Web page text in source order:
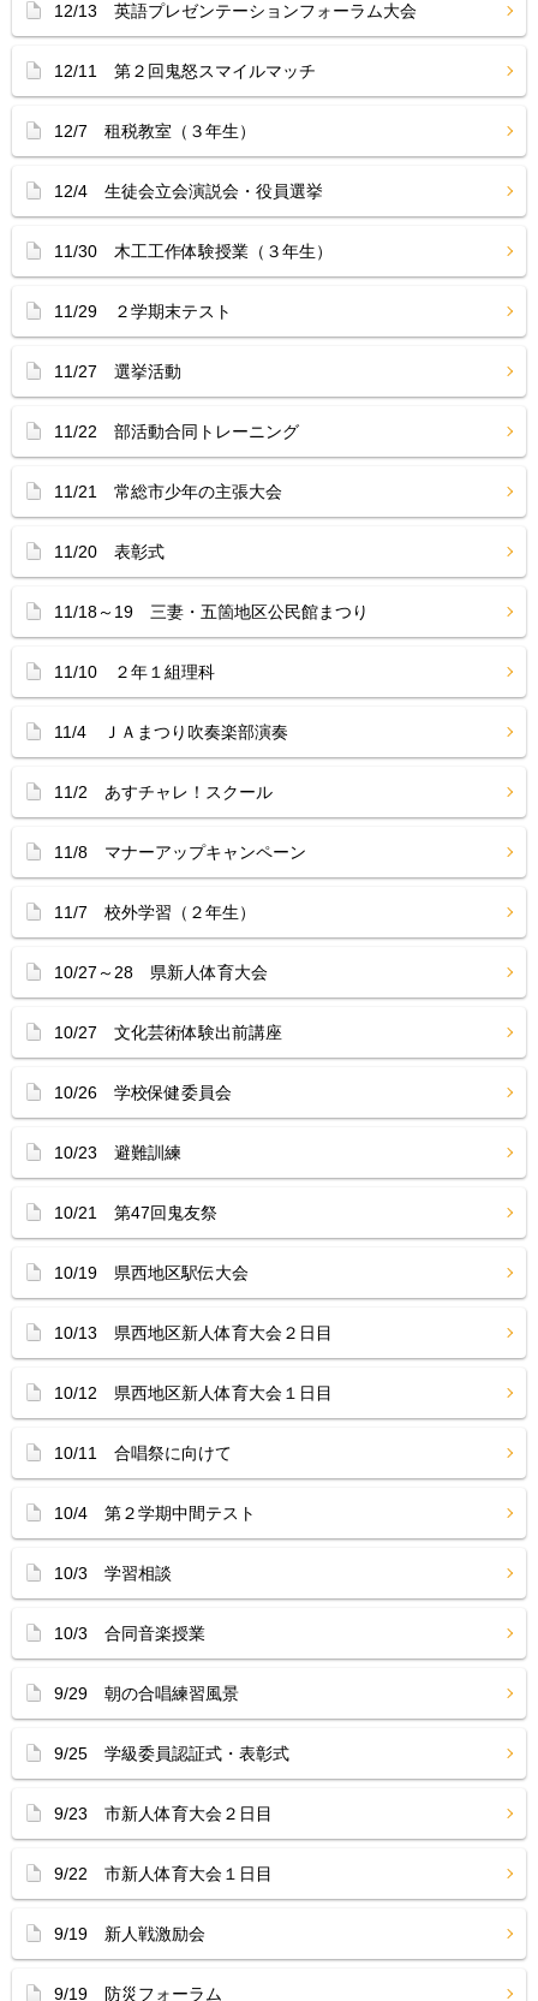
12/13 英語プレゼンテーションフォーラム大会
12/11 第２回鬼怒スマイルマッチ
12/7 租税教室（３年生）
12/4 生徒会立会演説会・役員選挙
11/30 木工工作体験授業（３年生）
11/29 ２学期末テスト
11/27 選挙活動
11/22 部活動合同トレーニング
11/21 常総市少年の主張大会
11/20 表彰式
11/18～19 三妻・五箇地区公民館まつり
11/10 ２年１組理科
11/4 ＪＡまつり吹奏楽部演奏
11/2 あすチャレ！スクール
11/8 マナーアップキャンペーン
11/7 校外学習（２年生）
10/27～28 県新人体育大会
10/27 文化芸術体験出前講座
10/26 学校保健委員会
10/23 避難訓練
10/21 第47回鬼友祭
10/19 県西地区駅伝大会
10/13 県西地区新人体育大会２日目
10/12 県西地区新人体育大会１日目
10/11 合唱祭に向けて
10/4 第２学期中間テスト
10/3 学習相談
10/3 合同音楽授業
9/29 朝の合唱練習風景
9/25 学級委員認証式・表彰式
9/23 市新人体育大会２日目
9/22 市新人体育大会１日目
9/19 新人戦激励会
9/19 防災フォーラム